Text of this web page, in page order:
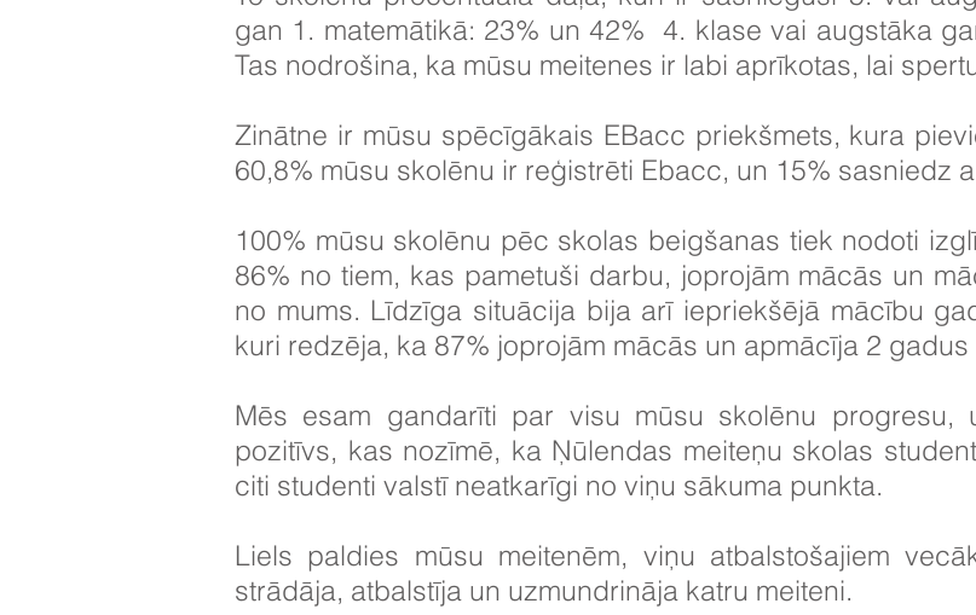
gan 1. matemātikā: 23% un 42% 4. klase vai augstāka
Tas nodrošina, ka mūsu meitenes ir labi aprīkotas, lai
Zinātne ir mūsu spēcīgākais EBacc priekšmets, kura
60,8% mūsu skolēnu ir reģistrēti Ebacc, un 15% sasniedz
100% mūsu skolēnu pēc skolas beigšanas tiek nodoti
86% no tiem, kas pametuši darbu, joprojām mācās un
no mums. Līdzīga situācija bija arī iepriekšējā mācību
kuri redzēja, ka 87% joprojām mācās un apmācīja 2
Mēs esam gandarīti par visu mūsu skolēnu
pozitīvs, kas nozīmē, ka Ņūlendas meiteņu skolas
citi studenti valstī neatkarīgi no viņu sākuma punkta.
Liels paldies mūsu meitenēm, viņu atbalstošajiem
strādāja, atbalstīja un uzmundrināja katru meiteni.